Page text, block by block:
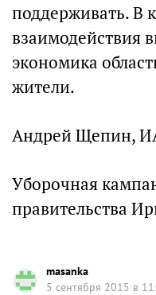
поддерживать. В
взаимодействия
экономика
жители.
Андрей Щепин,
Уборочная
правительства
masanka
5 сентября 2015 в